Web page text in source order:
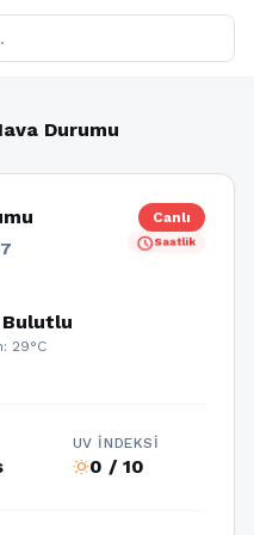
Durumu
Canlı
scheduleSaatlik
Bulutlu
29°C
UV İNDEKSI
wb_sunny0 / 10